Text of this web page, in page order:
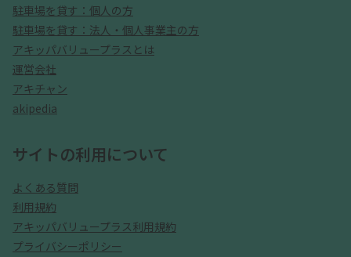
駐車場を貸す：個人の方
駐車場を貸す：法人・個人事業主の方
アキッパバリュープラスとは
運営会社
アキチャン
akipedia
サイトの利用について
よくある質問
利用規約
アキッパバリュープラス利用規約
プライバシーポリシー